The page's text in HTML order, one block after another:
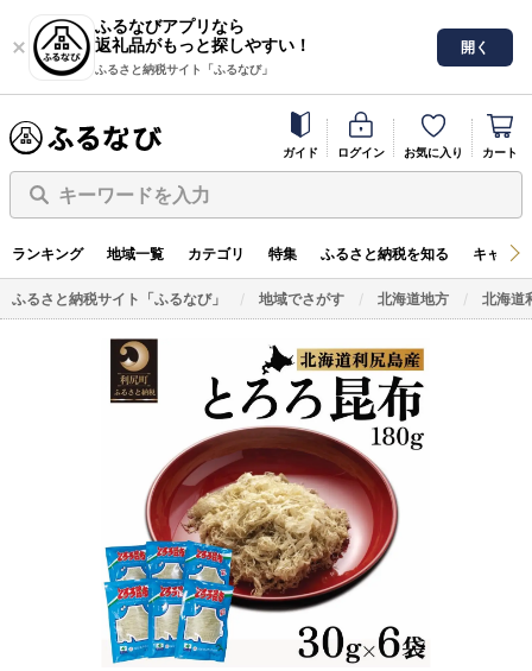
ふるなびアプリなら
返礼品がもっと探しやすい！
ふるさと納税サイト「ふるなび」
開く
ガイド ログイン お気に入り カート
キーワードを入力
ランキング 地域一覧 カテゴリ 特集 ふるさと納税を知る キャン
ふるさと納税サイト「ふるなび」 地域でさがす 北海道地方 北海道